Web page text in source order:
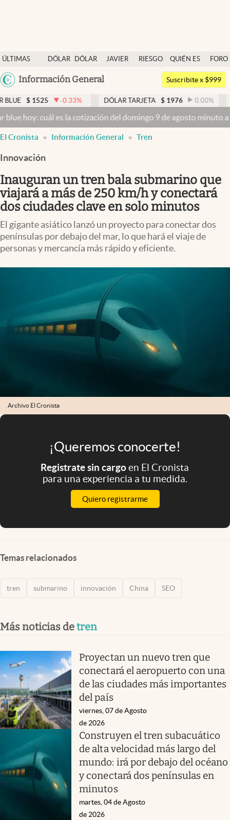
ÚLTIMAS
NOTICIAS
DÓLAR
DÓLAR
JAVIER
RIESGO
QUIÉN ES
QUIÉN
FORO
Argentina
México
Información General
Dólar
Members
Economía y Política
Finanzas y Mercados
Mercados Online
Negocios
Columnistas
Otras secciones
Infotechnology
Clase
Eventos Corporativos
El Cronista Studio
Suscribite x $999
-0.33 % DÓLAR TARJETA $ 1976 0.00% DÓLAR MEP
la cotización del domingo 9 de agosto minuto a minutoDólar
El Cronista Información General Tren
Innovación
Inauguran un tren bala submarino que
viajará a más de 250 km/h y conectará
dos ciudades clave en solo minutos
El gigante asiático lanzó un proyecto para conectar dos
penínsulas por debajo del mar, lo que hará el viaje de
personas y mercancía más rápido y eficiente.
Archivo El Cronista
¡Queremos conocerte!
Registrate sin cargoen El Cronista
para una experiencia a tu medida.
Quiero registrarme
Temas relacionados
tren submarino innovación China SEO
Más noticias detren
Proyectan un nuevo tren que
conectará el aeropuerto con una
de las ciudades más importantes
del país
viernes, 07 de Agosto
de 2026
Construyen el tren subacuático
de alta velocidad más largo del
mundo: irá por debajo del océano
y conectará dos penínsulas en
minutos
martes, 04 de Agosto
de 2026